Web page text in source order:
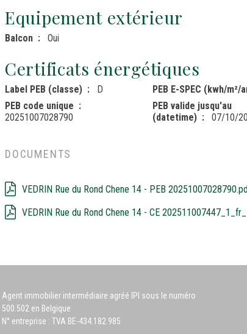
Equipement extérieur
Balcon Oui
Certificats énergétiques
Label PEB (classe) D PEB E-SPEC (kwh/m²/
PEB code unique
20251007028790
PEB valide jusqu'au
(datetime)
07/10/
DOCUMENTS
VEDRIN Rue du Rond Chene 14 - PEB
VEDRIN Rue du Rond Chene 14 - CE
Agent immobilier intermédiaire agréé IPI sous le numéro
500.502 en Belgique
N° entreprise : TVA BE-434.182.985